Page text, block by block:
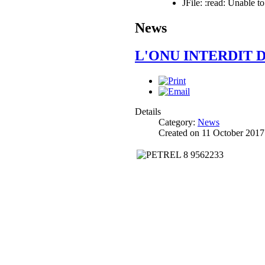
JFile: :read: Unable
News
L'ONU INTERDIT
Details
Category: News
Created on 11 October 2017